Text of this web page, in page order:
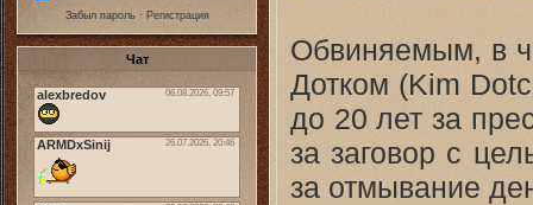
Забыл пароль· Регистрация
Чат
Обвиняемым, в
Дотком (Kim
до 20 лет за
за заговор с
за отмывание